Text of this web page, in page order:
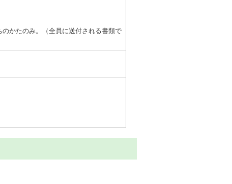
のかたのみ。（全員に送付される書類で